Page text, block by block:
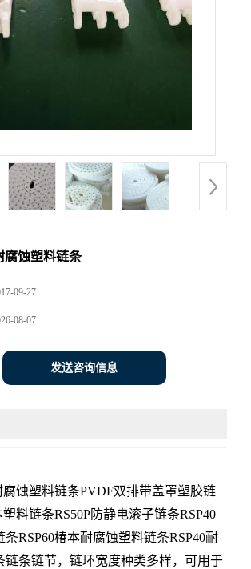
腐蚀塑料链条
09-27
08-07
发送咨询信息
腐蚀塑料链条PVDF双排带盖罩塑胶链
塑料链条RS50P防静电滚子链条RSP40
条RSP60椿本耐腐蚀塑料链条RSP40耐
链条链节，链环宽度种类多样，可用于